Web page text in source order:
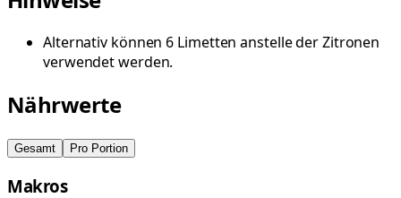
Alternativ können 6 Limetten anstelle der Zitronen
verwendet werden.
Nährwerte
Gesamt Pro Portion
Makros